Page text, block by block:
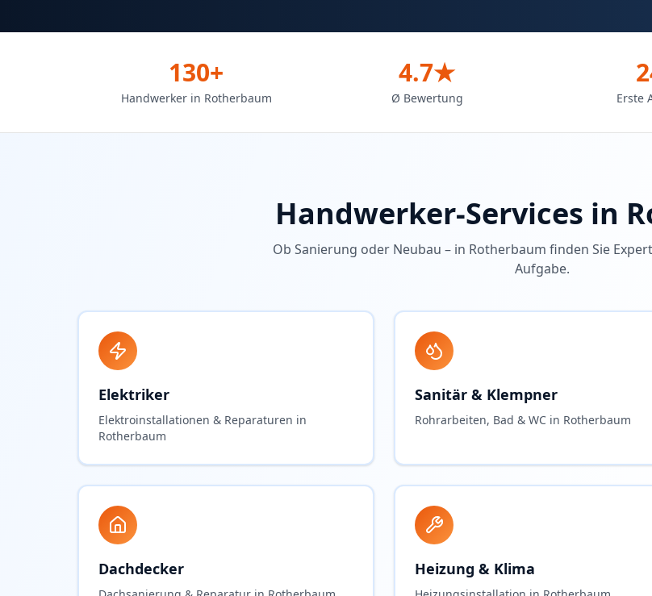
130+
Handwerker in Rotherbaum
4.7★
Ø Bewertung Erste
Handwerker-Services in
Ob Sanierung oder Neubau – in Rotherbaum finden Sie
Aufgabe.
Elektriker
Elektroinstallationen & Reparaturen in
Rotherbaum
Sanitär & Klempner
Rohrarbeiten, Bad & WC in Rotherbaum
Dachdecker Heizung & Klima